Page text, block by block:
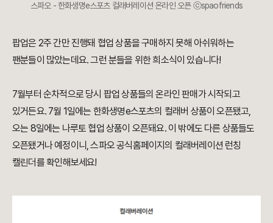
스파오 - 한화생명e스포츠 컬래버레이션 온라인 오픈 ⓒspaofriends
팝업은 2주 간만 진행돼 협업 상품을 구매하지 못해 아쉬워하는
팬분들이 많았는데요. 그런 분들을 위한 희소식이 있습니다!
7월부터 순차적으로 당시 팝업 상품들의 온라인 판매가 시작되고
있거든요. 7월 1일에는 한화생명e스포츠의 컬래버 상품이 오픈됐고,
오는 8일에는 나루토 협업 상품이 오픈돼요. 이 밖에도 다른 상품들도
오픈됐거나 예정이니, 스파오 공식홈페이지의 컬래버레이션 런칭
캘린더를 확인해보세요!